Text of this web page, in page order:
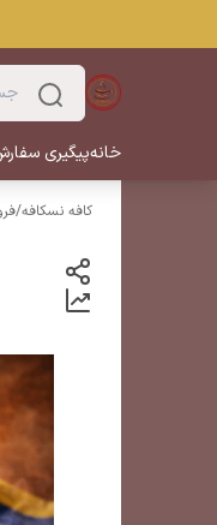
خانهپیگیری
کافه نسکافه/